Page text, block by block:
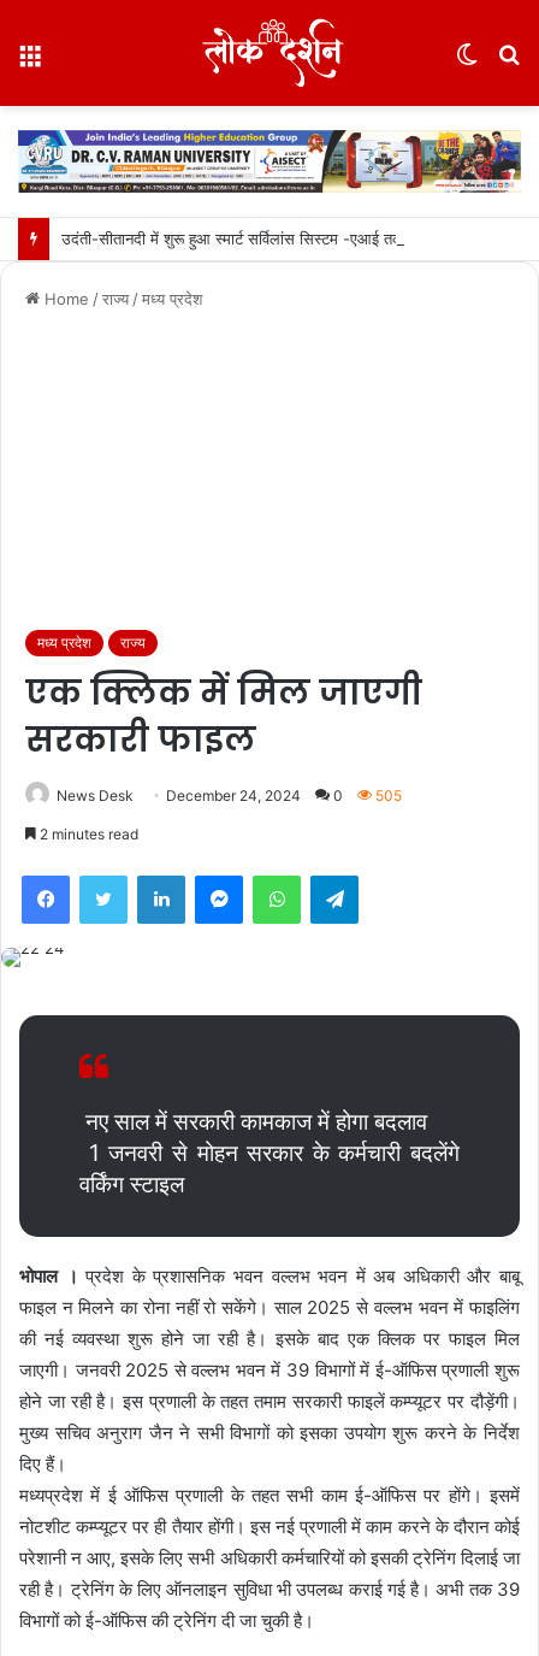
Home /राज्य /मध्य प्रदेश
मध्य प्रदेश राज्य
एक क्लिक में मिल जाएगी
सरकारी फाइल
News Desk December 24, 2024 0 505
2 minutes read
नए साल में सरकारी कामकाज में होगा बदलाव
1 जनवरी से मोहन सरकार के कर्मचारी बदलेंगे
वर्किंग स्टाइल
भोपाल । प्रदेश के प्रशासनिक भवन वल्लभ भवन में अब अधिकारी और बाबू
फाइल न मिलने का रोना नहीं रो सकेंगे। साल 2025 से वल्लभ भवन में फाइलिंग
की नई व्यवस्था शुरू होने जा रही है। इसके बाद एक क्लिक पर फाइल मिल
जाएगी। जनवरी 2025 से वल्लभ भवन में 39 विभागों में ई-ऑफिस प्रणाली शुरू
होने जा रही है। इस प्रणाली के तहत तमाम सरकारी फाइलें कम्प्यूटर पर दौड़ेंगी।
मुख्य सचिव अनुराग जैन ने सभी विभागों को इसका उपयोग शुरू करने के निर्देश
दिए हैं।
मध्यप्रदेश में ई ऑफिस प्रणाली के तहत सभी काम ई-ऑफिस पर होंगे। इसमें
नोटशीट कम्प्यूटर पर ही तैयार होंगी। इस नई प्रणाली में काम करने के दौरान कोई
परेशानी न आए, इसके लिए सभी अधिकारी कर्मचारियों को इसकी ट्रेनिंग दिलाई जा
रही है। ट्रेनिंग के लिए ऑनलाइन सुविधा भी उपलब्ध कराई गई है। अभी तक 39
विभागों को ई-ऑफिस की ट्रेनिंग दी जा चुकी है।